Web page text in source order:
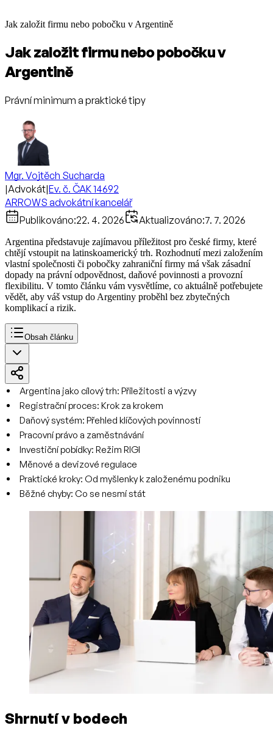
Jak založit firmu nebo pobočku v Argentině
Jak založit firmu nebo pobočku v
Argentině
Právní minimum a praktické tipy
Mgr. Vojtěch Sucharda
|Advokát|Ev. č. ČAK 14692
ARROWS advokátní kancelář
Publikováno:22. 4. 2026 Aktualizováno:7. 7. 2026
Argentina představuje zajímavou příležitost pro české firmy, které
chtějí vstoupit na latinskoamerický trh. Rozhodnutí mezi založením
vlastní společnosti či pobočky zahraniční firmy má však zásadní
dopady na právní odpovědnost, daňové povinnosti a provozní
flexibilitu. V tomto článku vám vysvětlíme, co aktuálně potřebujete
vědět, aby váš vstup do Argentiny proběhl bez zbytečných
komplikací a rizik.
Obsah článku
Argentina jako cílový trh: Příležitosti a výzvy
Registrační proces: Krok za krokem
Daňový systém: Přehled klíčových povinností
Pracovní právo a zaměstnávání
Investiční pobídky: Režim RIGI
Měnové a devizové regulace
Praktické kroky: Od myšlenky k založenému podniku
Běžné chyby: Co se nesmí stát
Shrnutí v bodech